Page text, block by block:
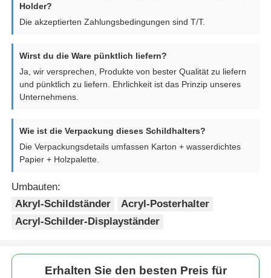
Holder?
Die akzeptierten Zahlungsbedingungen sind T/T.
Wirst du die Ware pünktlich liefern?
Ja, wir versprechen, Produkte von bester Qualität zu liefern
und pünktlich zu liefern. Ehrlichkeit ist das Prinzip unseres
Unternehmens.
Wie ist die Verpackung dieses Schildhalters?
Die Verpackungsdetails umfassen Karton + wasserdichtes
Papier + Holzpalette.
Umbauten:
Akryl-Schildständer
Acryl-Posterhalter
Acryl-Schilder-Displayständer
Erhalten Sie den besten Preis für